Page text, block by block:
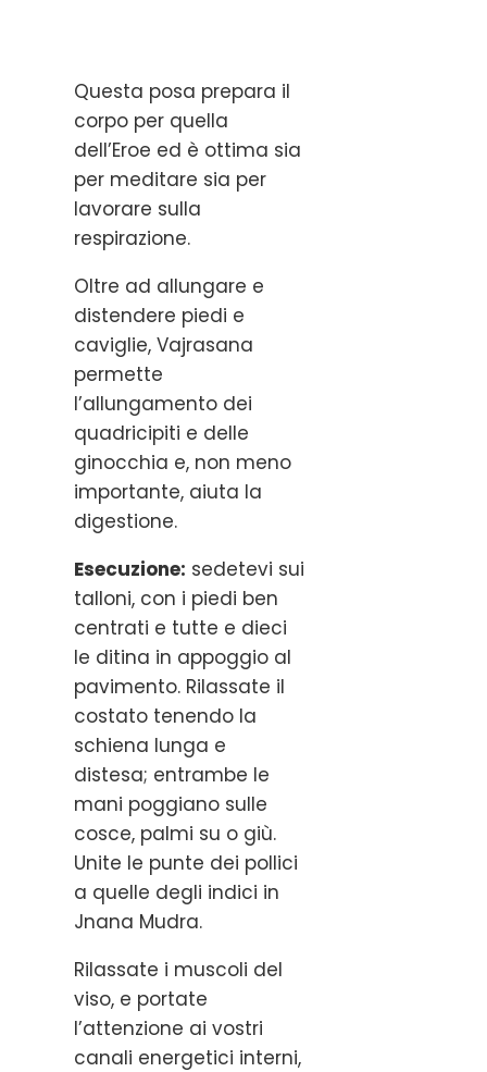
Questa posa prepara il
corpo per quella
dell’Eroe ed è ottima sia
per meditare sia per
lavorare sulla
respirazione.
Oltre ad allungare e
distendere piedi e
caviglie, Vajrasana
permette
l’allungamento dei
quadricipiti e delle
ginocchia e, non meno
importante, aiuta la
digestione.
Esecuzione: sedetevi sui
talloni, con i piedi ben
centrati e tutte e dieci
le ditina in appoggio al
pavimento. Rilassate il
costato tenendo la
schiena lunga e
distesa; entrambe le
mani poggiano sulle
cosce, palmi su o giù.
Unite le punte dei pollici
a quelle degli indici in
Jnana Mudra.
Rilassate i muscoli del
viso, e portate
l’attenzione ai vostri
canali energetici interni,